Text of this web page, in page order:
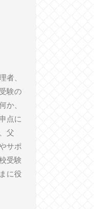
者、
験の
か、
点に
父
サポ
受験
に役